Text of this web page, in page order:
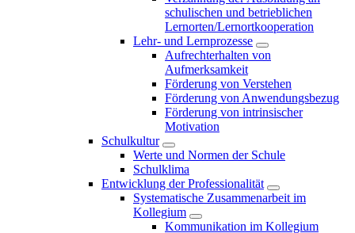
schulischen und betrieblichen
Lernorten/Lernortkooperation
Lehr- und Lernprozesse
Aufrechterhalten von
Aufmerksamkeit
Förderung von Verstehen
Förderung von Anwendungsbezug
Förderung von intrinsischer
Motivation
Schulkultur
Werte und Normen der Schule
Schulklima
Entwicklung der Professionalität
Systematische Zusammenarbeit im
Kollegium
Kommunikation im Kollegium